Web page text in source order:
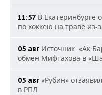
11:57 В Екатеринбурге
по хоккею на траве из-
05 авг Источник: «Ак
обмен Мифтахова в
05 авг «Рубин»
в РПЛ